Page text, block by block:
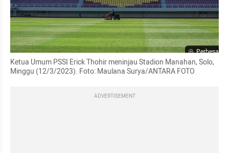
Perbesar
Ketua Umum PSSI Erick Thohir meninjau Stadion Manahan, Solo,
Minggu (12/3/2023). Foto: Maulana Surya/ANTARA FOTO
ADVERTISEMENT